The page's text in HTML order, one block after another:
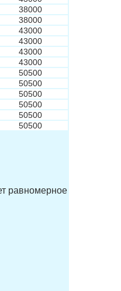
38000
38000
43000
43000
43000
43000
50500
50500
50500
50500
50500
50500
равномерное